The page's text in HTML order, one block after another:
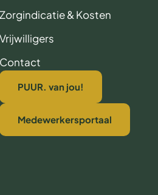
& Kosten
PUUR. van jou!
Medewerkersportaal